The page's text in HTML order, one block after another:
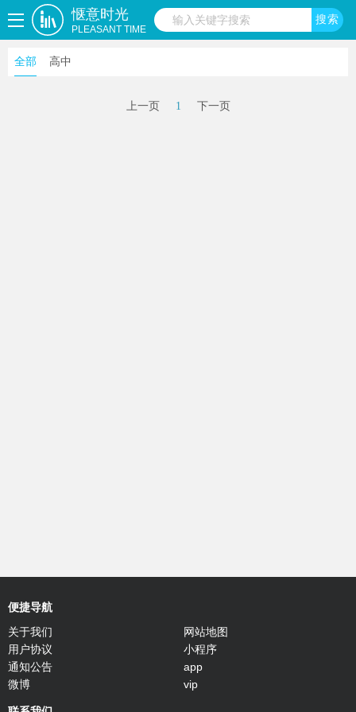
惬意时光
PLEASANT TIME
全部 高中
上一页 1 下一页
便捷导航
关于我们
用户协议
通知公告
微博
网站地图
小程序
app
vip